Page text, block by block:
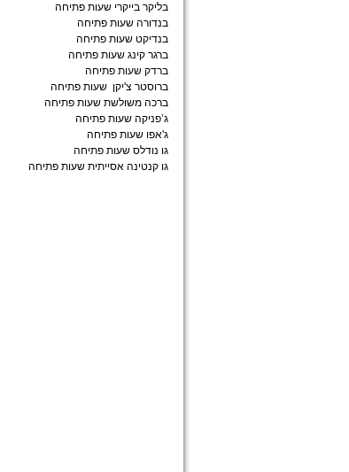
בליקר בייקרי שעות פתיחה
בנדורה שעות פתיחה
בנדיקט שעות פתיחה
ברגר קינג שעות פתיחה
ברדק שעות פתיחה
ברוסטר צ'יקן שעות פתיחה
ברכה משולשת שעות פתיחה
ג’פניקה שעות פתיחה
ג'אפו שעות פתיחה
גו נודלס שעות פתיחה
גו קנטינה אסייתית שעות פתיחה